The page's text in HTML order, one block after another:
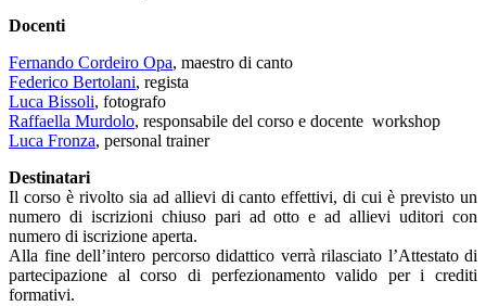
Docenti
Fernando Cordeiro Opa, maestro di canto
Federico Bertolani, regista
Luca Bissoli, fotografo
Raffaella Murdolo, responsabile del corso e docente workshop
Luca Fronza, personal trainer
Destinatari
Il corso è rivolto sia ad allievi di canto effettivi, di cui è previsto un
numero di iscrizioni chiuso pari ad otto e ad allievi uditori con
numero di iscrizione aperta.
Alla fine dell’intero percorso didattico verrà rilasciato l’Attestato di
partecipazione al corso di perfezionamento valido per i crediti
formativi.